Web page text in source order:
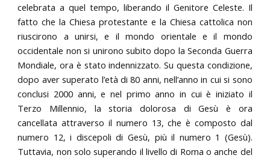
celebrata a quel tempo, liberando il Genitore Celeste. Il
fatto che la Chiesa protestante e la Chiesa cattolica non
riuscirono a unirsi, e il mondo orientale e il mondo
occidentale non si unirono subito dopo la Seconda Guerra
Mondiale, ora è stato indennizzato. Su questa condizione,
dopo aver superato l’età di 80 anni, nell’anno in cui si sono
conclusi 2000 anni, e nel primo anno in cui è iniziato il
Terzo Millennio, la storia dolorosa di Gesù è ora
cancellata attraverso il numero 13, che è composto dal
numero 12, i discepoli di Gesù, più il numero 1 (Gesù).
Tuttavia, non solo superando il livello di Roma o anche del